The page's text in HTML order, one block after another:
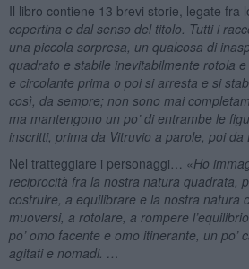
Il libro contiene 13 brevi storie, legate fra
copertina e dal senso del titolo. Tutti i
una piccola sorpresa, un qualcosa di
quadrato e stabile inevitabilmente rotola
e circolante prima o poi si arresta e si
così, da sempre; non sono mai
ma mantengono un po’ di entrambe le
inscritti, prima da Vitruvio a parole, poi da
Nel tratteggiare i personaggi… «Ho
reciprocità fra la nostra natura quadrata,
costruire, a equilibrare e la nostra natura
muoversi, a rotolare, a rompere
po’ omo facente e omo itinerante, un po’
agitati e nomadi. …